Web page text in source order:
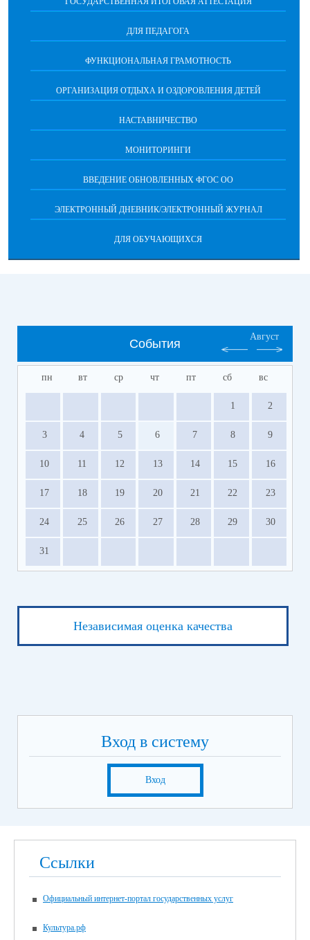
ДЛЯ ПЕДАГОГА
ФУНКЦИОНАЛЬНАЯ ГРАМОТНОСТЬ
ОРГАНИЗАЦИЯ ОТДЫХА И ОЗДОРОВЛЕНИЯ ДЕТЕЙ
НАСТАВНИЧЕСТВО
МОНИТОРИНГИ
ВВЕДЕНИЕ ОБНОВЛЕННЫХ ФГОС ОО
ЭЛЕКТРОННЫЙ ДНЕВНИК/ЭЛЕКТРОННЫЙ ЖУРНАЛ
ДЛЯ ОБУЧАЮЩИХСЯ
События
Август
пн вт ср чт пт сб вс
1 2
3 4 5 6 7 8 9
10 11 12 13 14 15 16
17 18 19 20 21 22 23
24 25 26 27 28 29 30
31
Независимая оценка качества
Вход в систему
Вход
Ссылки
Официальный интернет-портал государственных услуг
Культура.рф